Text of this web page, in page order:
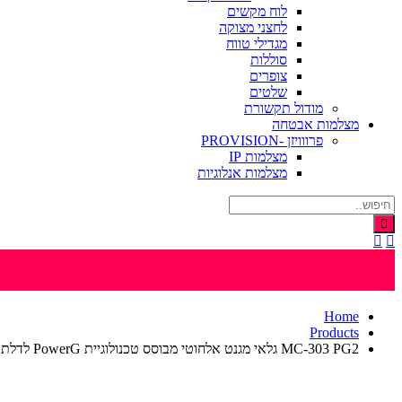
לוח מקשים
לחצני מצוקה
מגדילי טווח
סוללות
צופרים
שלטים
מודול תקשורת
מצלמות אבטחה
פרווויזן -PROVISION
מצלמות IP
מצלמות אנלוגיות
Home
Products
MC-303 PG2 גלאי מגנט אלחוטי מבוסס טכנולוגיית PowerG לדלת או חלון